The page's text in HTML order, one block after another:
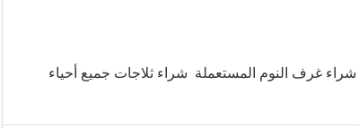
غرف النوم المستعملة شراء ثلاجات جميع أحياء